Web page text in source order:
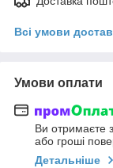
Всі умови
Умови оплати
Ви отримаєте
або гроші
Детальніше